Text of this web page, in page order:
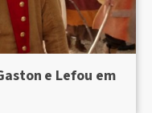
e Lefou em